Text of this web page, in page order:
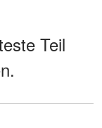
Teil